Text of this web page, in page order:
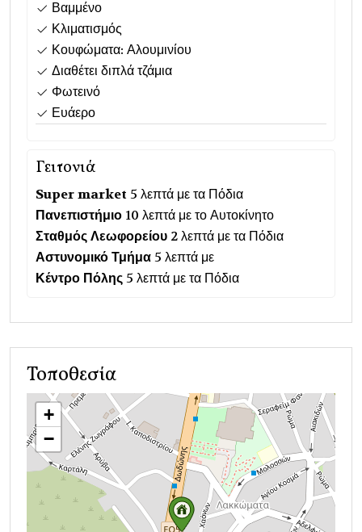
Βαμμένο
Κλιματισμός
Κουφώματα: Αλουμινίου
Διαθέτει διπλά τζάμια
Φωτεινό
Ευάερο
Γειτονιά
Super market 5 λεπτά με τα Πόδια
Πανεπιστήμιο 10 λεπτά με το Αυτοκίνητο
Σταθμός Λεωφορείου 2 λεπτά με τα Πόδια
Αστυνομικό Τμήμα5 λεπτά με
Κέντρο Πόλης5 λεπτά με τα Πόδια
Τοποθεσία
+
−